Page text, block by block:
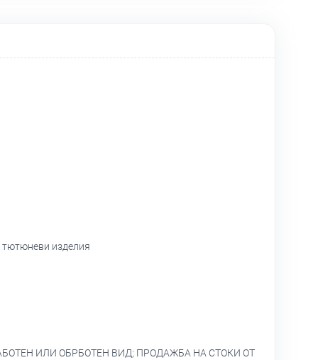
тютюневи изделия
ИЛИ ОБРБОТЕН ВИД; ПРОДАЖБА НА СТОКИ ОТ